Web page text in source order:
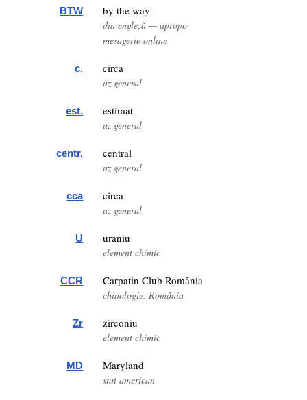
BTW by the way
din engleză — apropo
mesagerie online
c. circa
uz general
est. estimat
uz general
centr. central
uz general
cca circa
uz general
U uraniu
element chimic
CCR Carpatin Club România
chinologie, România
Zr zirconiu
element chimic
MD Maryland
stat american